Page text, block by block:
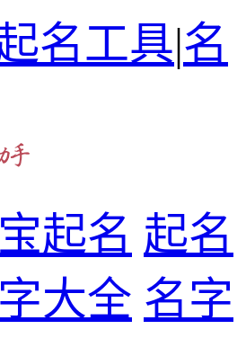
名工具|名
起名 起名
大全 名字